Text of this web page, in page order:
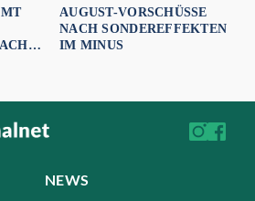
AUGUST-VORSCHÜSSE
NACH SONDEREFFEKTEN
IM MINUS
NEWS